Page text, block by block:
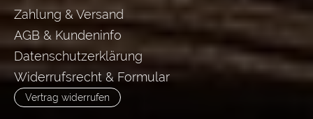
Zahlung & Versand
AGB & Kundeninfo
Datenschutzerklärung
Widerrufsrecht & Formular
Vertrag widerrufen